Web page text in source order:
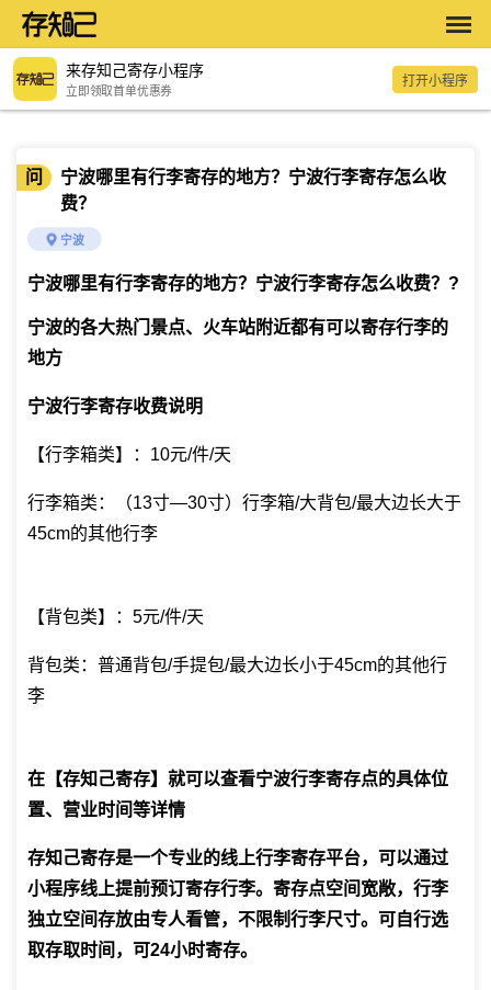
来存知己寄存小程序
立即领取首单优惠券
打开小程序
问
宁波哪里有行李寄存的地方？宁波行李寄存怎么收
费？
宁波
宁波哪里有行李寄存的地方？宁波行李寄存怎么收费？ ?
宁波的各大热门景点、火车站附近都有可以寄存行李的
地方
宁波行李寄存收费说明
【行李箱类】：10元/件/天
行李箱类：（13寸—30寸）行李箱/大背包/最大边长大于
45cm的其他行李
【背包类】：5元/件/天
背包类：普通背包/手提包/最大边长小于45cm的其他行
李
在【存知己寄存】就可以查看宁波行李寄存点的具体位
置、营业时间等详情
存知己寄存是一个专业的线上行李寄存平台，可以通过
小程序线上提前预订寄存行李。寄存点空间宽敞，行李
独立空间存放由专人看管，不限制行李尺寸。可自行选
取存取时间，可24小时寄存。